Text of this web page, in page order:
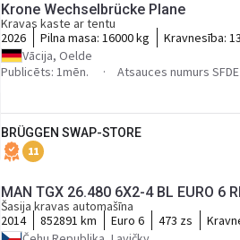
Krone Wechselbrücke Plane
Kravas kaste ar tentu
2026
Pilna masa: 16000 kg Kravnesība:
Vācija, Oelde
Publicēts: 1mēn.
Atsauces numurs
BRÜGGEN SWAP-STORE
11
MAN TGX 26.480 6X2-4 BL EURO 6
Šasija kravas automašīna
2014
852891 km Euro 6 473 zs